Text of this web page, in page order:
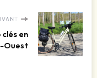
en
Ouest